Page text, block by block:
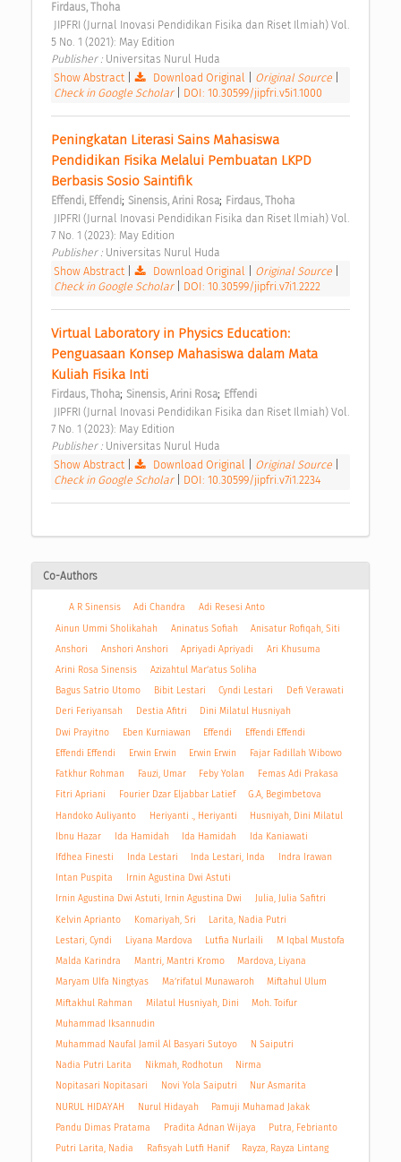
Firdaus, Thoha
5 No. 1 (2021): May Edition
Publisher : Universitas Nurul Huda
Show Abstract| Download Original Original Source
Check in Google Scholar
DOI: 10.30599/jipfri.v5i1.1000
Peningkatan Literasi Sains Mahasiswa
Pendidikan Fisika Melalui Pembuatan LKPD
Berbasis Sosio Saintifik
Effendi, Effendi; Sinensis, Arini Rosa; Firdaus, Thoha
7 No. 1 (2023): May Edition
Publisher : Universitas Nurul Huda
Show Abstract| Download Original Original Source
Check in Google Scholar
DOI: 10.30599/jipfri.v7i1.2222
Virtual Laboratory in Physics Education:
Penguasaan Konsep Mahasiswa dalam Mata
Kuliah Fisika Inti
Firdaus, Thoha; Sinensis, Arini Rosa; Effendi
7 No. 1 (2023): May Edition
Publisher : Universitas Nurul Huda
Show Abstract| Download Original Original Source
Check in Google Scholar
DOI: 10.30599/jipfri.v7i1.2234
Co-Authors
A R Sinensis Adi Chandra
Adi Resesi Anto
Ainun Ummi Sholikahah
Aninatus Sofiah
Anisatur Rofiqah, Siti
Anshori
Anshori Anshori Apriyadi Apriyadi
Ari Khusuma
Arini Rosa Sinensis
Azizahtul Mar’atus Soliha
Bagus Satrio Utomo
Bibit Lestari Cyndi Lestari
Defi Verawati
Deri Feriyansah
Destia Afitri
Dini Milatul Husniyah
Dwi Prayitno
Eben Kurniawan Effendi
Effendi Effendi
Effendi Effendi
Erwin Erwin Erwin Erwin
Fajar Fadillah Wibowo
Fatkhur Rohman
Fauzi, Umar Feby Yolan
Femas Adi Prakasa
Fitri Apriani
Fourier Dzar Eljabbar Latief
G.A, Begimbetova
Handoko Auliyanto
Heriyanti ., Heriyanti
Husniyah, Dini Milatul
Ibnu Hazar
Ida Hamidah Ida Hamidah
Ida Kaniawati
Ifdhea Finesti
Inda Lestari Inda Lestari, Inda
Indra Irawan
Intan Puspita
Irnin Agustina Dwi Astuti
Irnin Agustina Dwi Astuti, Irnin Agustina Dwi
Julia, Julia Safitri
Kelvin Aprianto
Komariyah, Sri
Larita, Nadia Putri
Lestari, Cyndi
Liyana Mardova Lutfia Nurlaili
M Iqbal Mustofa
Malda Karindra
Mantri, Mantri Kromo
Mardova, Liyana
Maryam Ulfa Ningtyas
Ma’rifatul Munawaroh
Miftahul Ulum
Miftakhul Rahman
Milatul Husniyah, Dini
Moh. Toifur
Muhammad Iksannudin
Muhammad Naufal Jamil Al Basyari Sutoyo
N Saiputri
Nadia Putri Larita
Nikmah, Rodhotun
Nirma
Nopitasari Nopitasari
Novi Yola Saiputri
Nur Asmarita
NURUL HIDAYAH
Nurul Hidayah
Pamuji Muhamad Jakak
Pandu Dimas Pratama
Pradita Adnan Wijaya
Putra, Febrianto
Putri Larita, Nadia
Rafisyah Lutfi Hanif
Rayza, Rayza Lintang